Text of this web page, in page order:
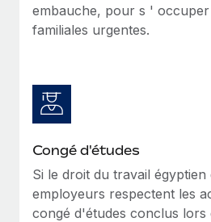
embauche, pour s ' occuper
familiales urgentes.
Congé d'études
Si le droit du travail égyptien
employeurs respectent les
congé d'études conclus lors